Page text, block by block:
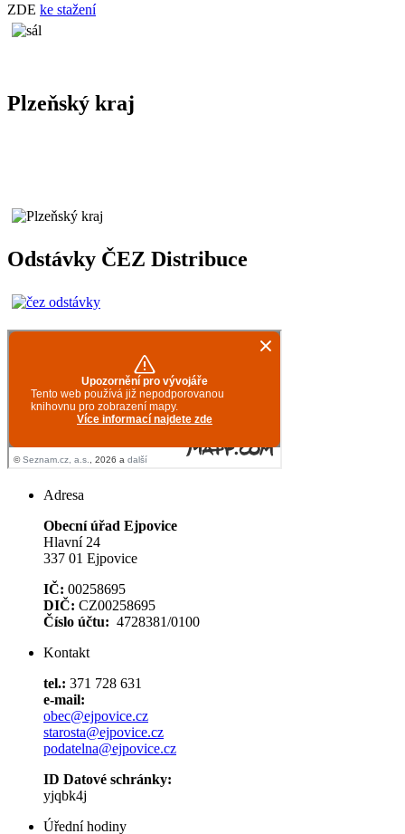
ZDE ke stažení
Plzeňský kraj
Odstávky ČEZ Distribuce
Adresa
Obecní úřad Ejpovice
Hlavní 24
337 01 Ejpovice
IČ: 00258695
DIČ: CZ00258695
Číslo účtu: 4728381/0100
Kontakt
tel.: 371 728 631
e-mail:
obec@ejpovice.cz
starosta@ejpovice.cz
podatelna@ejpovice.cz
ID Datové schránky:
yjqbk4j
Úřední hodiny